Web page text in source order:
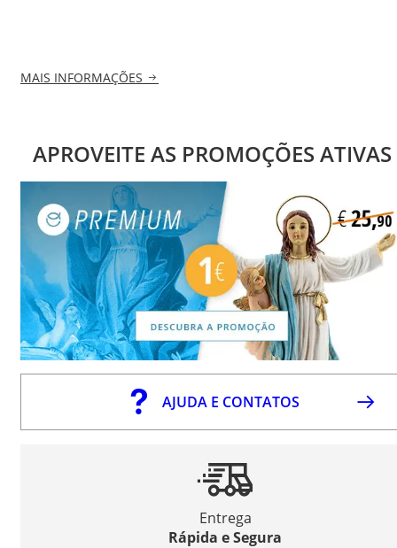
MAIS INFORMAÇÕES
APROVEITE AS PROMOÇÕES ATIVAS
AJUDA E CONTATOS
Entrega
Rápida e Segura